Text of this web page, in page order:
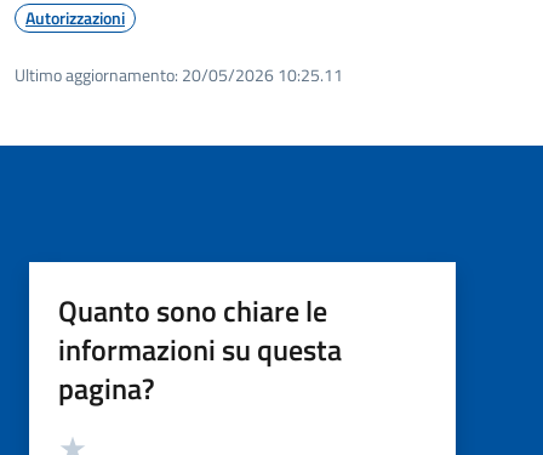
Autorizzazioni
Ultimo aggiornamento: 20/05/2026 10:25.11
Quanto sono chiare le
informazioni su questa
pagina?
Valutazione